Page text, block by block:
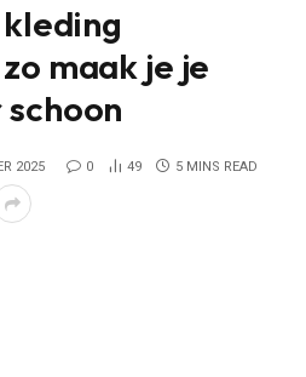
maak je je
2025 0 49 5 MINS READ